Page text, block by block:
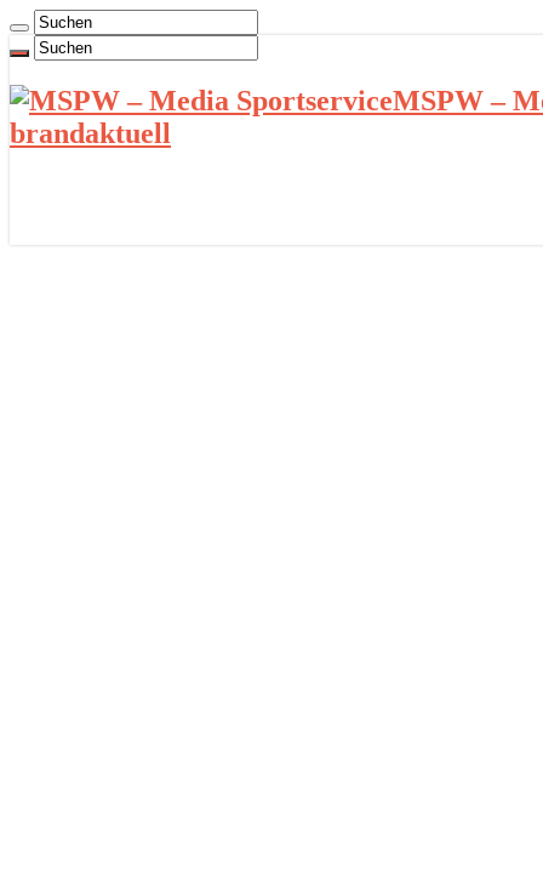
MSPW –
brandaktuell